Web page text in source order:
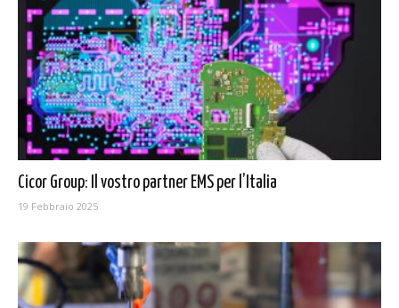
Cicor Group: Il vostro partner EMS per l’Italia
19 Febbraio 2025